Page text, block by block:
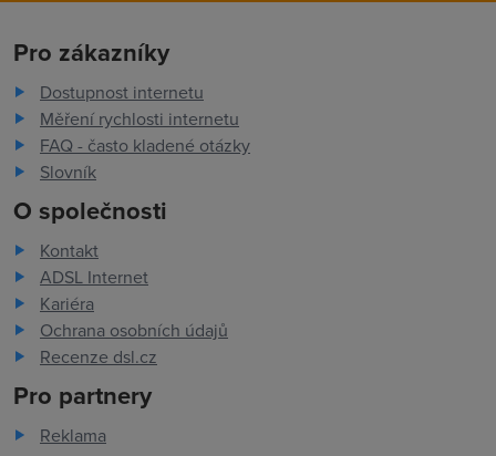
Pro zákazníky
Dostupnost internetu
Měření rychlosti internetu
FAQ - často kladené otázky
Slovník
O společnosti
Kontakt
ADSL Internet
Kariéra
Ochrana osobních údajů
Recenze dsl.cz
Pro partnery
Reklama